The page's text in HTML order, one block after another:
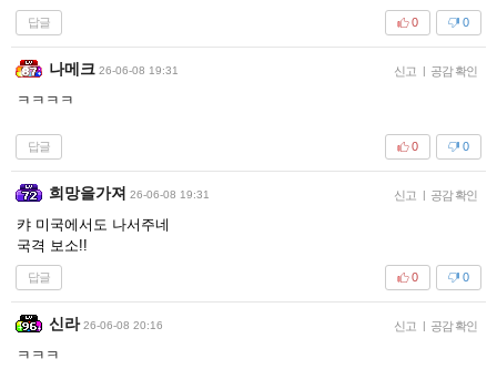
답글 0
0
나메크 26-06-08 19:31 신고 | 공감 확인
ㅋㅋㅋㅋ
답글 0
0
희망을가져 26-06-08 19:31 신고 | 공감 확인
캬 미국에서도 나서주네
국격 보소!!
답글 0
0
신라 26-06-08 20:16 신고 | 공감 확인
ㅋㅋㅋ